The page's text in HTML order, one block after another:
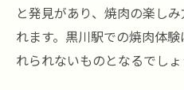
と発見があり、焼肉の楽し
れます。黒川駅での焼肉体
れられないものとなるでしょ